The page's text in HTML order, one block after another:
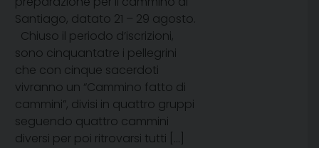
Santiago, datato 21 – 29 agosto.
Chiuso il periodo d’iscrizioni,
sono cinquantatre i pellegrini
che con cinque sacerdoti
vivranno un “Cammino fatto di
cammini”, divisi in quattro gruppi
seguendo quattro cammini
diversi per poi ritrovarsi tutti […]